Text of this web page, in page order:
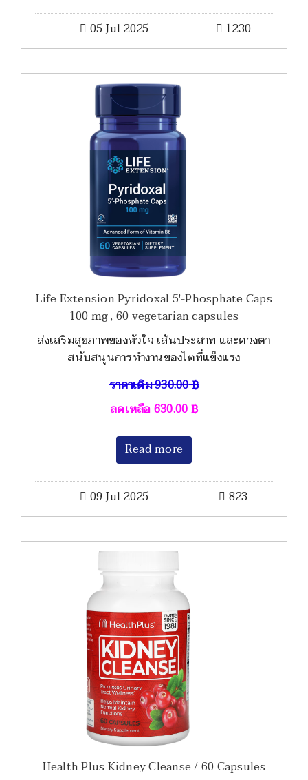
05 Jul 2025 1230
Life Extension Pyridoxal 5'-Phosphate Caps
100 mg , 60 vegetarian capsules
ส่งเสริมสุขภาพของหัวใจ เส้นประสาท และดวงตา
สนับสนุนการทำงานของไตที่แข็งแรง
ราคาเดิม930.00฿
ลดเหลือ630.00฿
Read more
09 Jul 2025 823
Health Plus Kidney Cleanse / 60 Capsules